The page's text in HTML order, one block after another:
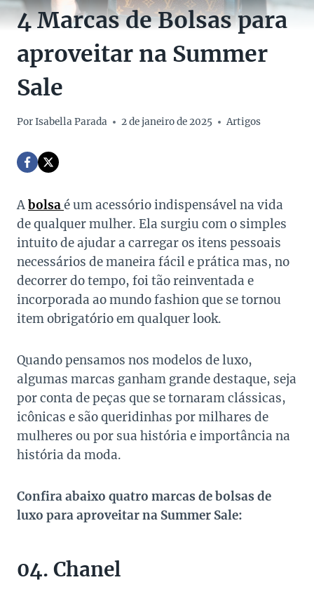
4 Marcas de Bolsas para
aproveitar na Summer
Sale
PorIsabella Parada 2 de janeiro de 2025 Artigos
Abolsaé um acessório indispensável na vida
de qualquer mulher. Ela surgiu com o simples
intuito de ajudar a carregar os itens pessoais
necessários de maneira fácil e prática mas, no
decorrer do tempo, foi tão reinventada e
incorporada ao mundo fashion que se tornou
item obrigatório em qualquer look.
Quando pensamos nos modelos de luxo,
algumas marcas ganham grande destaque, seja
por conta de peças que se tornaram clássicas,
icônicas e são queridinhas por milhares de
mulheres ou por sua história e importância na
história da moda.
Confira abaixo quatro marcas de bolsas de
luxo para aproveitar na Summer Sale:
04. Chanel